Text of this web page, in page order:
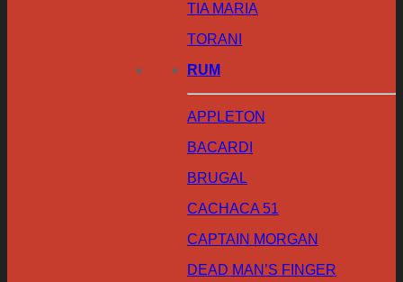
TIA MARIA
TORANI
RUM
APPLETON
BACARDI
BRUGAL
CACHACA 51
CAPTAIN MORGAN
DEAD MAN’S FINGER